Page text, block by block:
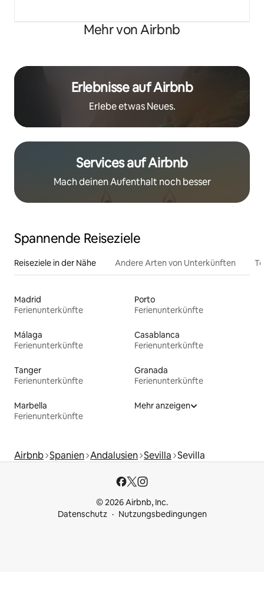
Mehr von Airbnb
Erlebnisse auf Airbnb
Erlebe etwas Neues.
Services auf Airbnb
Mach deinen Aufenthalt noch besser
Spannende Reiseziele
Reiseziele in der Nähe Andere Arten von Unterkünften
Madrid
Ferienunterkünfte
Porto
Ferienunterkünfte
Málaga
Ferienunterkünfte
Casablanca
Ferienunterkünfte
Tanger
Ferienunterkünfte
Granada
Ferienunterkünfte
Marbella
Ferienunterkünfte
Mehr anzeigen
Airbnb Spanien Andalusien Sevilla Sevilla
© 2026 Airbnb, Inc.
Datenschutz
Nutzungsbedingungen